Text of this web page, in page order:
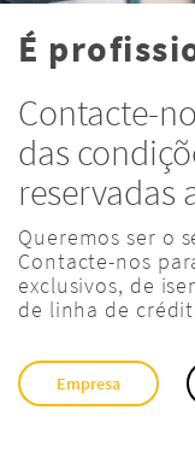
É
Contacte-
das
reservadas
Queremos ser o
Contacte-nos
exclusivos, de
de linha de
Empresa